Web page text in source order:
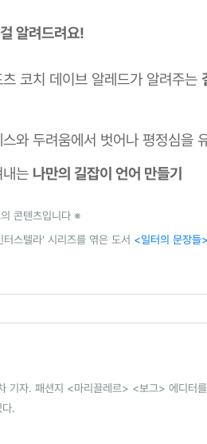
알려드려요!
코치 데이브 알레드가 알려주는
와 두려움에서 벗어나 평정심을
는 나만의 길잡이 언어 만들기
콘텐츠입니다 ※
스텔라' 시리즈를 엮은 도서 <일터의 문장들>
기자. 패션지 <마리끌레르> <보그> 에디터
.